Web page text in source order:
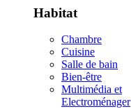
Habitat
Chambre
Cuisine
Salle de bain
Bien-être
Multimédia et
Electroménager